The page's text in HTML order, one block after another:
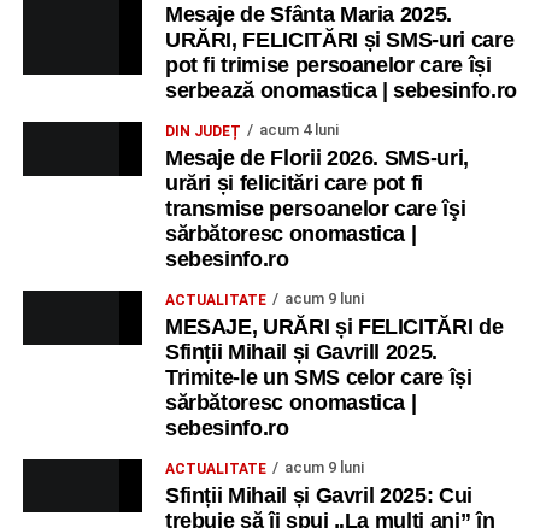
Mesaje de Sfânta Maria 2025.
URĂRI, FELICITĂRI și SMS-uri care
pot fi trimise persoanelor care își
serbează onomastica | sebesinfo.ro
DIN JUDEȚ acum 4 luni
Mesaje de Florii 2026. SMS-uri,
urări și felicitări care pot fi
transmise persoanelor care îşi
sărbătoresc onomastica |
sebesinfo.ro
ACTUALITATE acum 9 luni
MESAJE, URĂRI și FELICITĂRI de
Sfinții Mihail și Gavrill 2025.
Trimite-le un SMS celor care își
sărbătoresc onomastica |
sebesinfo.ro
ACTUALITATE acum 9 luni
Sfinții Mihail și Gavril 2025: Cui
trebuie să îi spui „La mulţi ani” în